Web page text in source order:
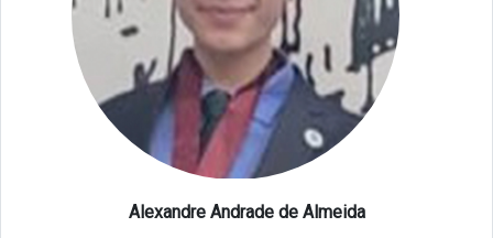
Alexandre Andrade de Almeida